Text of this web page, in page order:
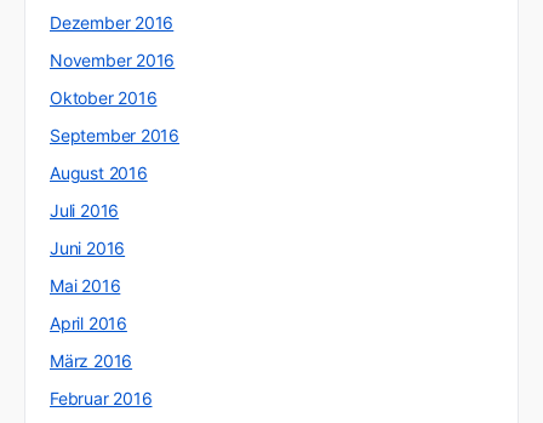
Dezember 2016
November 2016
Oktober 2016
September 2016
August 2016
Juli 2016
Juni 2016
Mai 2016
April 2016
März 2016
Februar 2016